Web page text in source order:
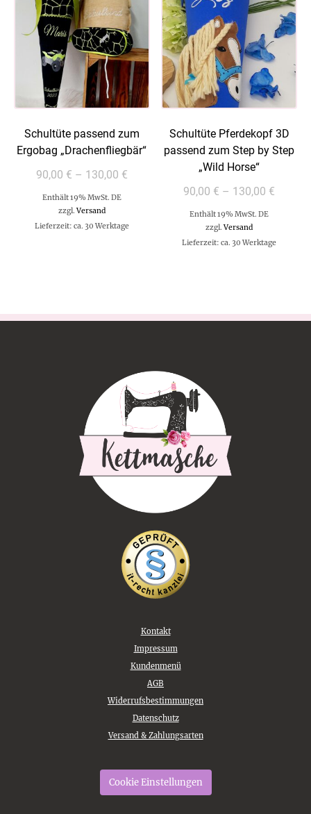
Schultüte passend zum
Ergobag „Drachenfliegbär“
90,00 € – 130,00 €
Enthält 19% MwSt. DE
zzgl.Versand
Lieferzeit: ca. 30 Werktage
Schultüte Pferdekopf 3D
passend zum Step by Step
„Wild Horse“
90,00 € – 130,00 €
Enthält 19% MwSt. DE
zzgl.Versand
Lieferzeit: ca. 30 Werktage
Kontakt
Impressum
Kundenmenü
AGB
Widerrufsbestimmungen
Datenschutz
Versand & Zahlungsarten
Cookie Einstellungen